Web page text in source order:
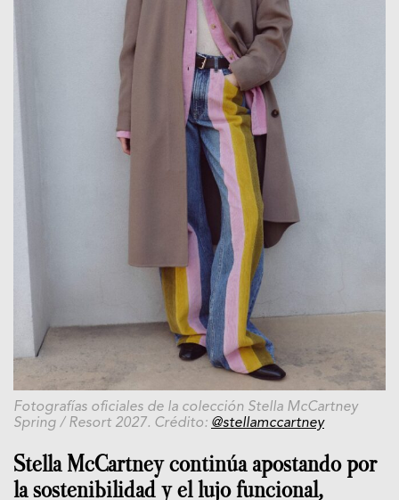
Fotografías oficiales de la colección Stella McCartney
Spring / Resort 2027. Crédito: @stellamccartney
Stella McCartney continúa apostando por
la sostenibilidad y el lujo funcional,